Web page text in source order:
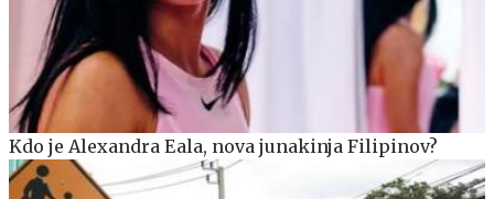
Kdo je Alexandra Eala, nova junakinja Filipinov?